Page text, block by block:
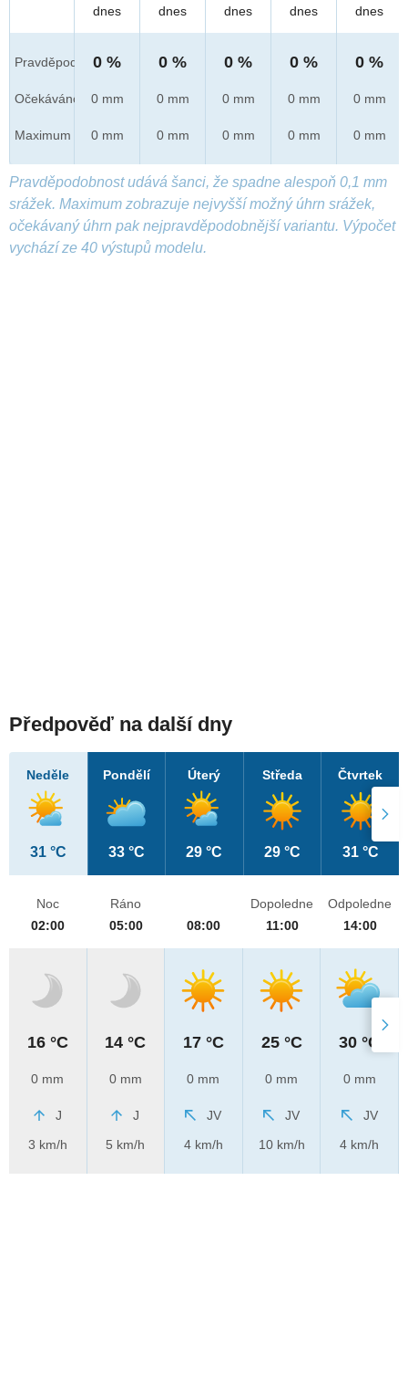
Pravděpod.
Očekáváno
Maximum
dnes
0 %
0 mm
0 mm
dnes
0 %
0 mm
0 mm
dnes
0 %
0 mm
0 mm
dnes
0 %
0 mm
0 mm
dnes
0 %
0 mm
0 mm
Pravděpodobnost udává šanci, že spadne alespoň 0,1 mm
srážek. Maximum zobrazuje nejvyšší možný úhrn srážek,
očekávaný úhrn pak nejpravděpodobnější variantu. Výpočet
vychází ze 40 výstupů modelu.
Předpověď na další dny
Neděle
31 °C
Pondělí
33 °C
Úterý
29 °C
Středa
29 °C
Čtvrtek
31 °C
Noc
02:00
16 °C
0 mm
J
3 km/h
Ráno
05:00
14 °C
0 mm
J
5 km/h
08:00
17 °C
0 mm
JV
4 km/h
Dopoledne
11:00
25 °C
0 mm
JV
10 km/h
Odpoledne
14:00
30 °C
0 mm
JV
4 km/h